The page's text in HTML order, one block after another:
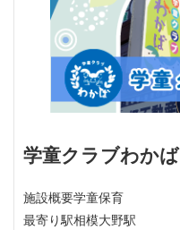
学童クラブわかば
施設概要学童保育
最寄り駅相模大野駅